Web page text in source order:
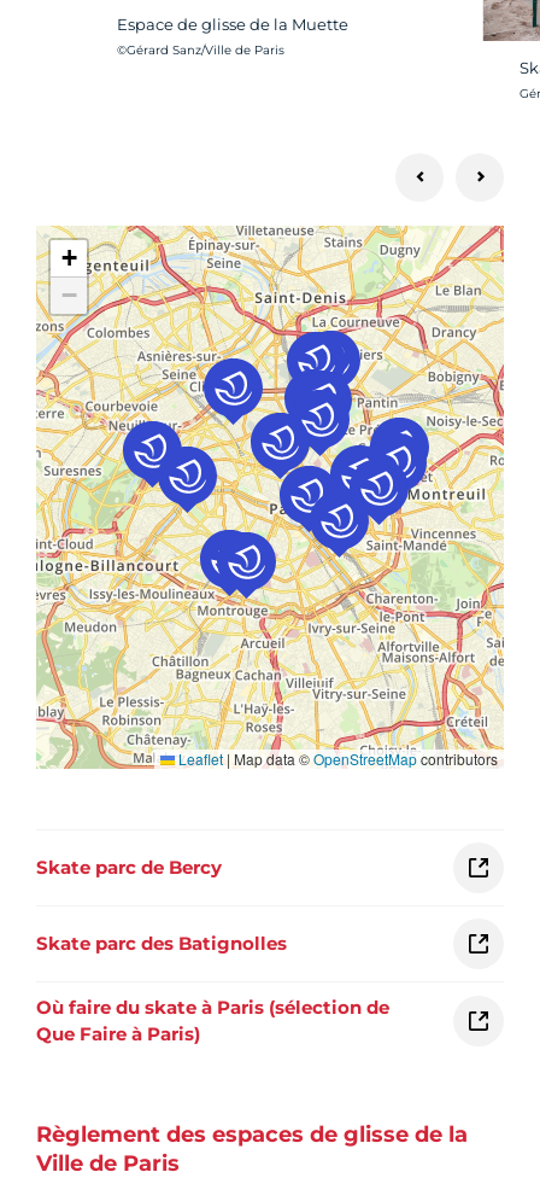
Espace de glisse de la Muette
Crédit photo :
©Gérard Sanz/Ville de Paris
Skate parc de Bercy
Skate parc des Batignolles
Où faire du skate à Paris (sélection de
Que Faire à Paris)
Règlement des espaces de glisse de la
Ville de Paris